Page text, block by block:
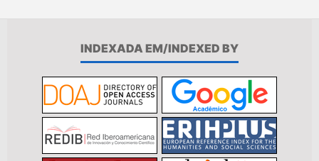
INDEXADA EM/INDEXED BY